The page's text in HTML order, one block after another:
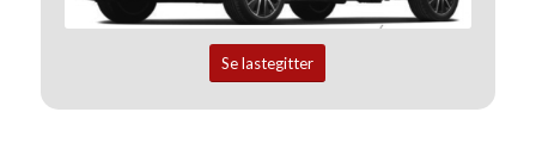
Se lastegitter